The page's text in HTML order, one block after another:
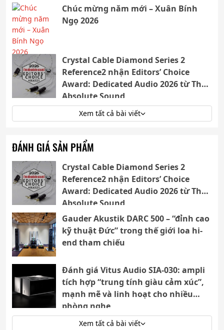
Chúc mừng năm mới – Xuân Bính
Ngọ 2026
Crystal Cable Diamond Series 2
Reference2 nhận Editors’ Choice
Award: Dedicated Audio 2026 từ The
Absolute Sound
Xem tất cả bài viết
ĐÁNH GIÁ SẢN PHẨM
Crystal Cable Diamond Series 2
Reference2 nhận Editors’ Choice
Award: Dedicated Audio 2026 từ The
Absolute Sound
Gauder Akustik DARC 500 – “đỉnh cao
kỹ thuật Đức” trong thế giới loa hi-
end tham chiếu
Đánh giá Vitus Audio SIA-030: ampli
tích hợp “trung tính giàu cảm xúc”,
mạnh mẽ và linh hoạt cho nhiều
phòng nghe
Xem tất cả bài viết